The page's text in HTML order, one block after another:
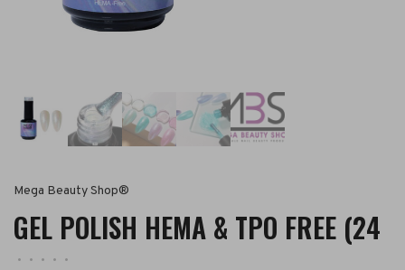
Mega Beauty Shop®
GEL POLISH HEMA & TPO FREE (24
• • • •
•